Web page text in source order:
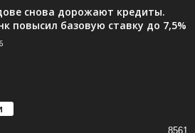
снова дорожают кредиты.
повысил базовую ставку до 7,5%
8561